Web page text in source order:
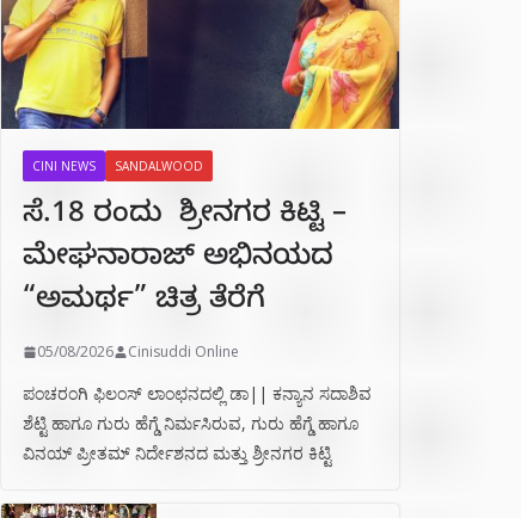
CINI NEWS SANDALWOOD
ಸೆ.18 ರಂದು ಶ್ರೀನಗರ ಕಿಟ್ಟಿ –
ಮೇಘನಾರಾಜ್ ಅಭಿನಯದ
“ಅಮರ್ಥ” ಚಿತ್ರ ತೆರೆಗೆ
05/08/2026 Cinisuddi Online
ಪಂಚರಂಗಿ ಫಿಲಂಸ್ ಲಾಂಛನದಲ್ಲಿ ಡಾ|| ಕನ್ಯಾನ ಸದಾಶಿವ
ಶೆಟ್ಟಿ ಹಾಗೂ ಗುರು ಹೆಗ್ಡೆ ನಿರ್ಮಸಿರುವ, ಗುರು ಹೆಗ್ಡೆ ಹಾಗೂ
ವಿನಯ್ ಪ್ರೀತಮ್ ನಿರ್ದೇಶನದ ಮತ್ತು ಶ್ರೀನಗರ ಕಿಟ್ಟಿ